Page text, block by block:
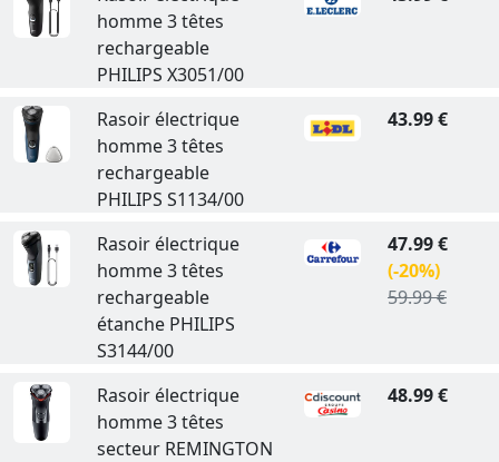
homme 3 têtes
rechargeable
PHILIPS X3051/00
Rasoir électrique
homme 3 têtes
rechargeable
PHILIPS S1134/00
43.99 €
Rasoir électrique
homme 3 têtes
rechargeable
étanche PHILIPS
S3144/00
47.99 €
(-20%)
59.99 €
Rasoir électrique
homme 3 têtes
secteur REMINGTON
48.99 €